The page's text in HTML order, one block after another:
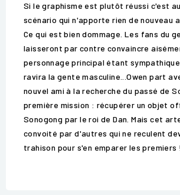
Si le graphisme est plutôt réussi c'est
scénario qui n'apporte rien de nouveau
Ce qui est bien dommage. Les fans du
laisseront par contre convaincre
personnage principal étant
ravira la gente masculine...Owen part
nouvel ami à la recherche du passé de
première mission : récupérer un objet
Sonogong par le roi de Dan. Mais cet
convoité par d'autres qui ne reculent
trahison pour s'en emparer les premiers !